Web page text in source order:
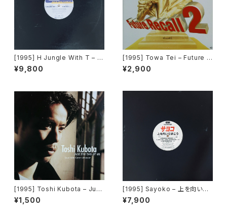
[1995] H Jungle With T – W
ow War Tonight ~時には起こ
せよムーヴメント[Avex Trax]
¥9,800
[1995] Towa Tei – Future R
ecall 2 [For Life Records]
¥2,900
[1995] Toshi Kubota – Just
The Two Of Us [Columbia]
¥1,500
[1995] Sayoko – 上を向いて
歩こう [Cutting Edge]
¥7,900